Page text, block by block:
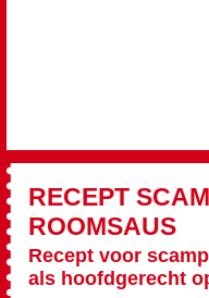
RECEPT
ROOMSAUS
Recept voor
als hoofdgerecht